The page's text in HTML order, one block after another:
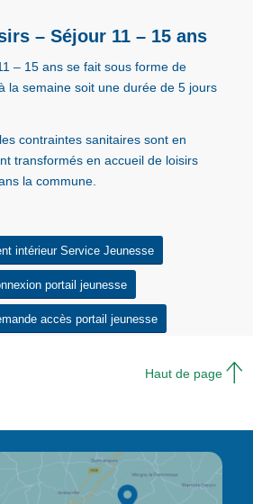
– Séjour 11 – 15 ans
– 15 ans se fait sous forme de
la semaine soit une durée de 5 jours
contraintes sanitaires sont en
transformés en accueil de loisirs
la commune.
intérieur Service Jeunesse
portail jeunesse
accès portail jeunesse
Haut de page